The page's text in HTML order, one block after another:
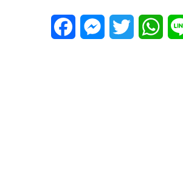
FacebookMessenger
Twitter